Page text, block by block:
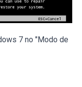
7 no "Modo de